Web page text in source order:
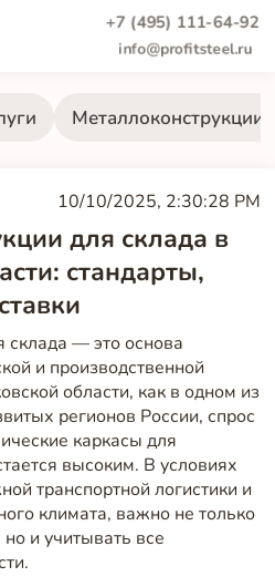
+7 (495) 111-64-92
info@profitsteel.ru
Металлоконструкции
10/10/2025, 2:30:28 PM
для склада в
стандарты,
склада — это основа
и производственной
области, как в одном из
регионов России, спрос
каркасы для
высоким. В условиях
транспортной логистики и
климата, важно не только
и учитывать все